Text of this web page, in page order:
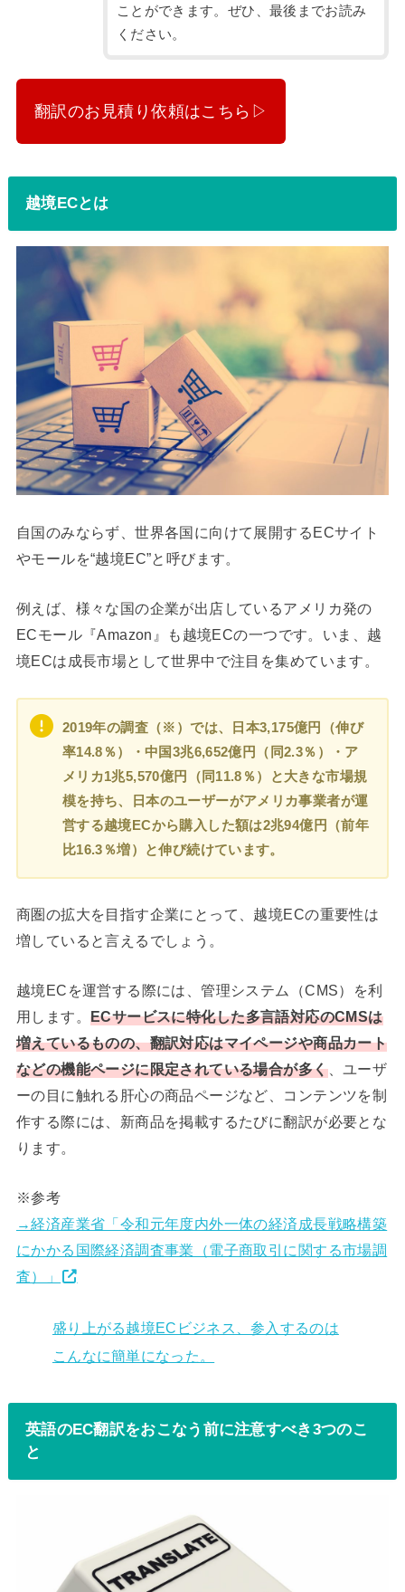
ことができます。ぜひ、最後までお読み
ください。
翻訳のお見積り依頼はこちら▷
越境ECとは
自国のみならず、世界各国に向けて展開するECサイト
やモールを“越境EC”と呼びます。
例えば、様々な国の企業が出店しているアメリカ発の
ECモール『Amazon』も越境ECの一つです。いま、越
境ECは成長市場として世界中で注目を集めています。
2019年の調査（※）では、日本3,175億円（伸び
率14.8％）・中国3兆6,652億円（同2.3％）・ア
メリカ1兆5,570億円（同11.8％）と大きな市場規
模を持ち、日本のユーザーがアメリカ事業者が運
営する越境ECから購入した額は2兆94億円（前年
比16.3％増）と伸び続けています。
商圏の拡大を目指す企業にとって、越境ECの重要性は
増していると言えるでしょう。
越境ECを運営する際には、管理システム（CMS）を利
用します。 ECサービスに特化した多言語対応のCMSは
増えているものの、翻訳対応はマイページや商品カート
などの機能ページに限定されている場合が多く、ユーザ
ーの目に触れる肝心の商品ページなど、コンテンツを制
作する際には、新商品を掲載するたびに翻訳が必要とな
ります。
※参考
→経済産業省「令和元年度内外一体の経済成長戦略構築
にかかる国際経済調査事業（電子商取引に関する市場調
査）」
盛り上がる越境ECビジネス、参入するのは
こんなに簡単になった。
英語のEC翻訳をおこなう前に注意すべき3つのこ
と